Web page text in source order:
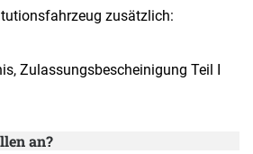
zusätzlich:
Zulassungsbescheinigung Teil I
an?